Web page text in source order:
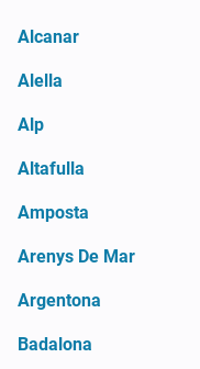
Alcanar
Alella
Alp
Altafulla
Amposta
Arenys De Mar
Argentona
Badalona